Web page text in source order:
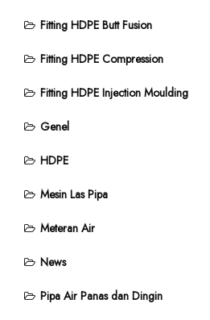
Fitting HDPE Butt Fusion
Fitting HDPE Compression
Fitting HDPE Injection Moulding
Genel
HDPE
Mesin Las Pipa
Meteran Air
News
Pipa Air Panas dan Dingin